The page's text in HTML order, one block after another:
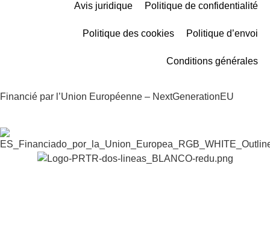
Avis juridique Politique de confidentialité
Politique des cookies Politique d’envoi
Conditions générales
Financié par l’Union Européenne – NextGenerationEU